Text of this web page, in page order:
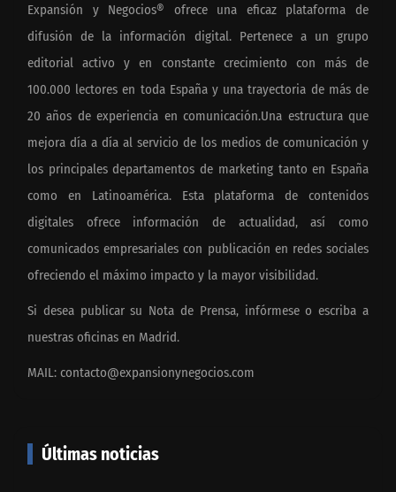
Expansión y Negocios® ofrece una eficaz plataforma de
difusión de la información digital. Pertenece a un grupo
editorial activo y en constante crecimiento con más de
100.000 lectores en toda España y una trayectoria de más de
20 años de experiencia en comunicación.Una estructura que
mejora día a día al servicio de los medios de comunicación y
los principales departamentos de marketing tanto en España
como en Latinoamérica. Esta plataforma de contenidos
digitales ofrece información de actualidad, así como
comunicados empresariales con publicación en redes sociales
ofreciendo el máximo impacto y la mayor visibilidad.
Si desea publicar su Nota de Prensa, infórmese o escriba a
nuestras oficinas en Madrid.
MAIL: contacto@expansionynegocios.com
Últimas noticias